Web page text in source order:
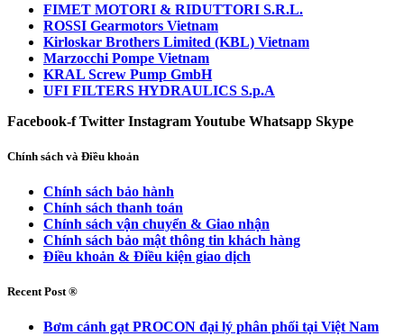
FIMET MOTORI & RIDUTTORI S.R.L.
ROSSI Gearmotors Vietnam
Kirloskar Brothers Limited (KBL) Vietnam
Marzocchi Pompe Vietnam
KRAL Screw Pump GmbH
UFI FILTERS HYDRAULICS S.p.A
Facebook-f Twitter InstagramYoutube Whatsapp Skype
Chính sách và Điều khoản
Chính sách bảo hành
Chính sách thanh toán
Chính sách vận chuyển & Giao nhận
Chính sách bảo mật thông tin khách hàng
Điều khoản & Điều kiện giao dịch
Recent Post ®
Bơm cánh gạt PROCON đại lý phân phối tại Việt Nam